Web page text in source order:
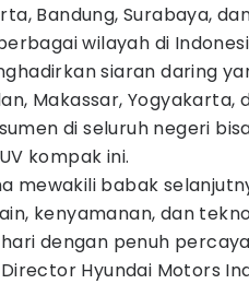
Bandung, Surabaya,
wilayah di
siaran daring
Makassar, Yogyakarta,
di seluruh negeri
kompak ini.
mewakili babak
kenyamanan, dan
dengan penuh
Hyundai Motors